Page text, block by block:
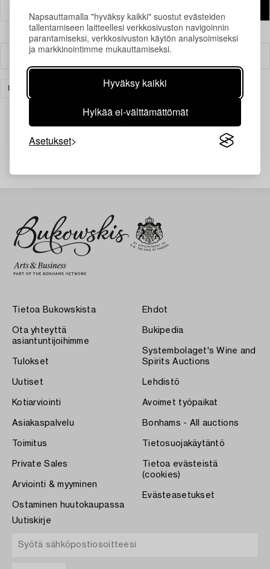
Napsauttamalla "hyväksy kaikki" suostut evästeiden
tallentamiseen laitteellesi verkkosivuston navigoinnin
parantamiseksi, verkkosivuston käytön analysoimiseksi
ja markkinointimme mukauttamiseksi.
Hyväksy kaikki
Hylkää ei-välttämättömät
Asetukset
TYHJENNÄ KAIKKI
Juuri nyt ei löytynyt hakuasi vastaavia kohteita.
Tietoa Bukowskista
Ota yhteyttä
asiantuntijoihimme
Tulokset
Uutiset
Kotiarviointi
Asiakaspalvelu
Toimitus
Private Sales
Arviointi & myyminen
Ostaminen huutokaupassa
Ehdot
Bukipedia
Systembolaget's Wine and
Spirits Auctions
Lehdistö
Avoimet työpaikat
Bonhams - All auctions
Tietosuojakäytäntö
Tietoa evästeistä
(cookies)
Evästeasetukset
Uutiskirje